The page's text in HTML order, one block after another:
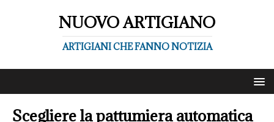
NUOVO ARTIGIANO
ARTIGIANI CHE FANNO NOTIZIA
Scegliere la pattumiera automatica